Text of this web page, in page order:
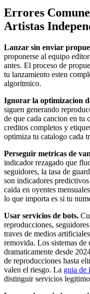
Errores
Artistas
Lanzar sin enviar
proponerse al equipo
antes. El proceso de
tu lanzamiento esten
algoritmico.
Ignorar la optimizacion
siguen generando
de que cada cancion en tu
creditos completos y
optimiza tu catalogo cada
Perseguir metricas de
indicador rezagado que
seguidores, la tasa de
son indicadores
caida en oyentes
lo que importa es si tu
Usar servicios de bots.
reproducciones,
traves de medios
removida. Los sistemas
dramaticamente desde
de reproducciones hasta
valen el riesgo. La guia de
distinguir servicios